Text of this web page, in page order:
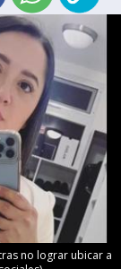
no lograr ubicar a